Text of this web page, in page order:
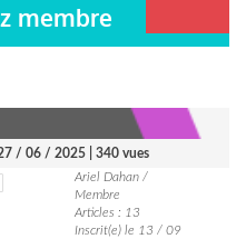
membre
/ 06 / 2025 | 340 vues
Ariel Dahan /
Membre
Articles : 13
Inscrit(e) le 13 / 09